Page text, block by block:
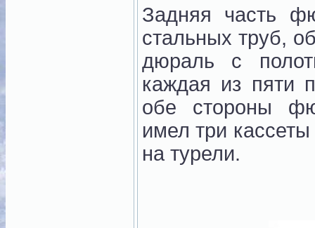
Задняя часть
стальных труб,
дюраль с
каждая из пяти
обе стороны
имел три
на турели.